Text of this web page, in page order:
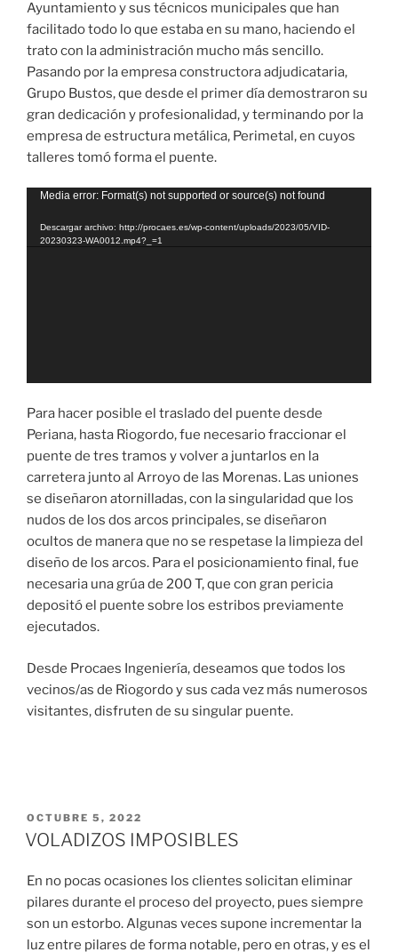
Ayuntamiento y sus técnicos municipales que han
facilitado todo lo que estaba en su mano, haciendo el
trato con la administración mucho más sencillo.
Pasando por la empresa constructora adjudicataria,
Grupo Bustos, que desde el primer día demostraron su
gran dedicación y profesionalidad, y terminando por la
empresa de estructura metálica, Perimetal, en cuyos
talleres tomó forma el puente.
Reproductor
vídeo
Media error: Format(s) not supported or source(s) not found
Descargar archivo: http://procaes.es/wp-content/uploads/2023/05/VID-
20230323-WA0012.mp4?_=1
Para hacer posible el traslado del puente desde
Periana, hasta Riogordo, fue necesario fraccionar el
puente de tres tramos y volver a juntarlos en la
carretera junto al Arroyo de las Morenas. Las uniones
se diseñaron atornilladas, con la singularidad que los
nudos de los dos arcos principales, se diseñaron
ocultos de manera que no se respetase la limpieza del
diseño de los arcos. Para el posicionamiento final, fue
necesaria una grúa de 200 T, que con gran pericia
depositó el puente sobre los estribos previamente
ejecutados.
Desde Procaes Ingeniería, deseamos que todos los
vecinos/as de Riogordo y sus cada vez más numerosos
visitantes, disfruten de su singular puente.
PUBLICADO
EL
OCTUBRE 5, 2022
VOLADIZOS IMPOSIBLES
En no pocas ocasiones los clientes solicitan eliminar
pilares durante el proceso del proyecto, pues siempre
son un estorbo. Algunas veces supone incrementar la
luz entre pilares de forma notable, pero en otras, y es el